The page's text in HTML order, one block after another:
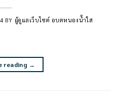
BY ผู้ดูแลเว็บไซต์ อบตหนองน้ำใส
reading →